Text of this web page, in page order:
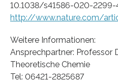
10.1038/s41586-020-2299-
http://www.nature.com/
Weitere Informationen:
Ansprechpartner: Professor
Theoretische Chemie
Tel: 06421-2825687